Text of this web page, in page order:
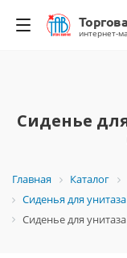
Сиденье
Главная Каталог
Сиденья для унитаза
Сиденье для